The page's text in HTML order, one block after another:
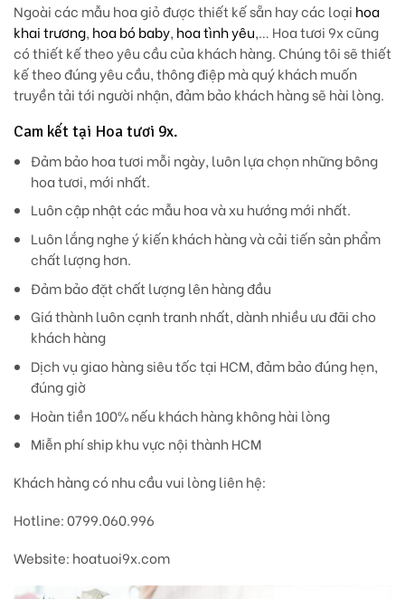
Ngoài các mẫu hoa giỏ được thiết kế sẵn hay các loại hoa
khai trương, hoa bó baby, hoa tình yêu,… Hoa tươi 9x cũng
có thiết kế theo yêu cầu của khách hàng. Chúng tôi sẽ thiết
kế theo đúng yêu cầu, thông điệp mà quý khách muốn
truyền tải tới người nhận, đảm bảo khách hàng sẽ hài lòng.
Cam kết tại Hoa tươi 9x.
Đảm bảo hoa tươi mỗi ngày, luôn lựa chọn những bông
hoa tươi, mới nhất.
Luôn cập nhật các mẫu hoa và xu hướng mới nhất.
Luôn lắng nghe ý kiến khách hàng và cải tiến sản phẩm
chất lượng hơn.
Đảm bảo đặt chất lượng lên hàng đầu
Giá thành luôn cạnh tranh nhất, dành nhiều ưu đãi cho
khách hàng
Dịch vụ giao hàng siêu tốc tại HCM, đảm bảo đúng hẹn,
đúng giờ
Hoàn tiền 100% nếu khách hàng không hài lòng
Miễn phí ship khu vực nội thành HCM
Khách hàng có nhu cầu vui lòng liên hệ:
Hotline: 0799.060.996
Website: hoatuoi9x.com